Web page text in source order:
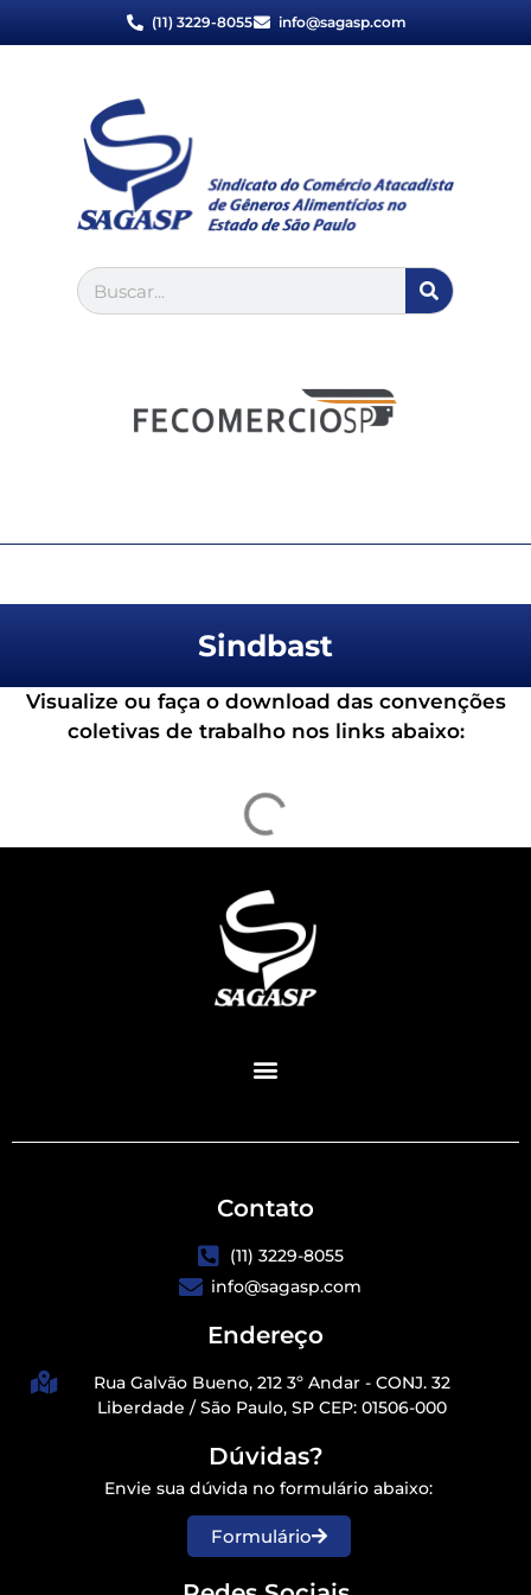
(11) 3229-8055 info@sagasp.com
Sindbast
Visualize ou faça o download das convenções
coletivas de trabalho nos links abaixo:
Contato
(11) 3229-8055
info@sagasp.com
Endereço
Rua Galvão Bueno, 212 3º Andar - CONJ. 32
Liberdade / São Paulo, SP CEP: 01506-000
Dúvidas?
Envie sua dúvida no formulário abaixo:
Formulário